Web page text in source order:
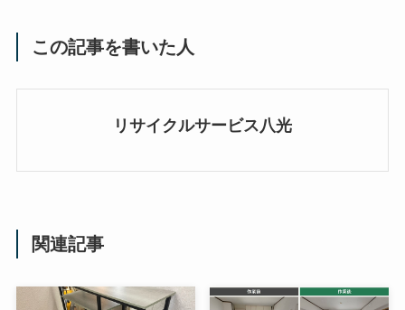
この記事を書いた人
リサイクルサービス八光
関連記事